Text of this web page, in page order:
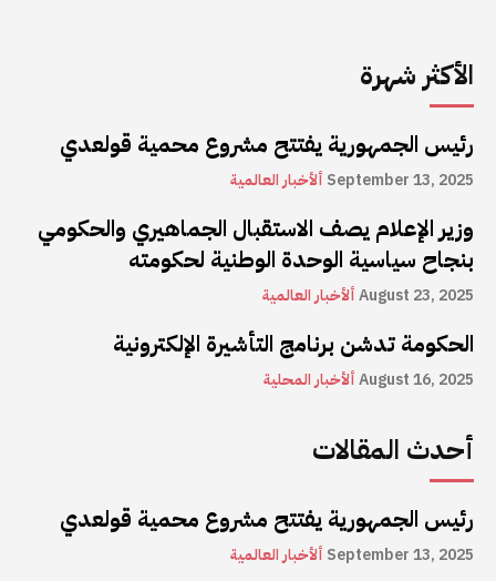
الأكثر شهرة
رئيس الجمهورية يفتتح مشروع محمية قولعدي
ألأخبار العالمية September 13, 2025
وزير الإعلام يصف الاستقبال الجماهيري والحكومي
بنجاح سياسية الوحدة الوطنية لحكومته
ألأخبار العالميةAugust 23, 2025
الحكومة تدشن برنامج التأشيرة الإلكترونية
ألأخبار المحليةAugust 16, 2025
أحدث المقالات
رئيس الجمهورية يفتتح مشروع محمية قولعدي
ألأخبار العالمية September 13, 2025